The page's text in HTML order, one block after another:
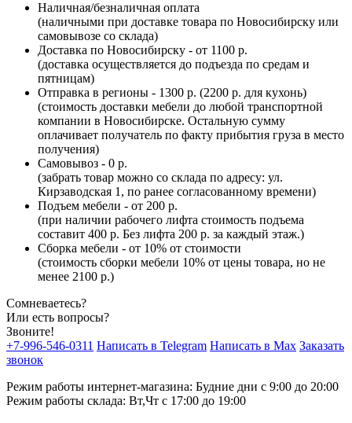
Наличная/безналичная оплата
(наличными при доставке товара по Новосибирску или
самовывозе со склада)
Доставка по Новосибирску - от 1100 р.
(доставка осуществляется до подъезда по средам и
пятницам)
Отправка в регионы - 1300 р. (2200 р. для кухонь)
(стоимость доставки мебели до любой транспортной
компании в Новосибирске. Остальную сумму
оплачивает получатель по факту прибытия груза в место
получения)
Самовывоз - 0 р.
(забрать товар можно со склада по адресу: ул.
Кирзаводская 1, по ранее согласованному времени)
Подъем мебели - от 200 р.
(при наличии рабочего лифта стоимость подъема
составит 400 р. Без лифта 200 р. за каждый этаж.)
Сборка мебели - от 10% от стоимости
(стоимость сборки мебели 10% от цены товара, но не
менее 2100 р.)
Сомневаетесь?
Или есть вопросы?
Звоните!
+7-996-546-0311 Написать в Telegram Написать в Max Заказать
звонок
Режим работы интернет-магазина: Будние дни с 9:00 до 20:00
Режим работы склада: Вт,Чт с 17:00 до 19:00